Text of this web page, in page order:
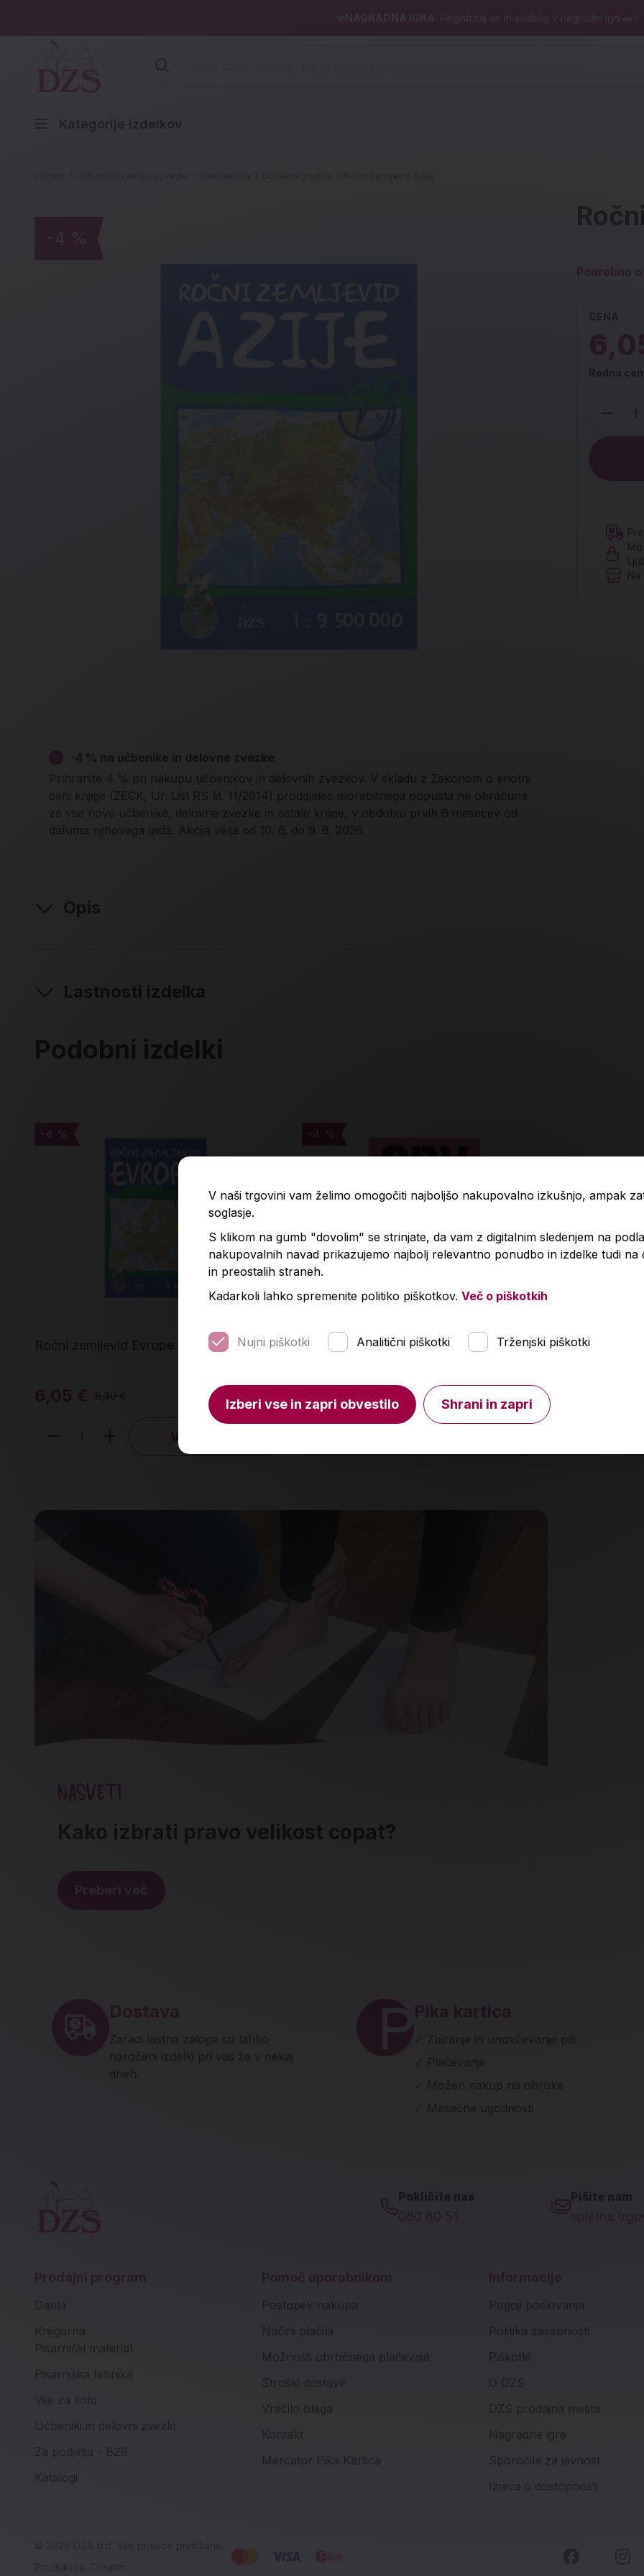
✨NAGRADNA IGRA : Registriraj se in sodeluj v nagradni igri 🚗✨
Kategorije izdelkov
-4 %
-4 % na učbenike in delovne zvezke
Prihranite 4 % pri nakupu učbenikov in delovnih zvezkov. V skladu z Zakonom o enotni
ceni knjige (ZECK, Ur. List RS št. 11/2014) prodajalec morebitnega popusta ne obračuna
za vse nove učbenike, delovne zvezke in ostale knjige, v obdobju prvih 6 mesecev od
datuma njihovega izida. Akcija velja od 10. 6. do 9. 8. 2026.
Podrobno
CENA
Redna
Opis
Lastnosti izdelka
Podobni izdelki
-4 %
Ročni zemljevid Evrope
-4 %
6,05 € 6,30 €
Količina
V košarico
-4 %
Obvladam, fizika 2
-4 %
10,46 €
Modra
NASVETI
Kako izbrati pravo velikost copat?
Preberi več
Dostava
Zaradi lastne zaloge so lahko
naročeni izdelki pri vas že v nekaj
dneh.
Pika kartica
✓
Zbiranje in unovčevanje pik
✓
Plačevanje
✓
Možen nakup na obroke
Mesečne ugodnosti
Pokličite nas
080 80 51
Pišite nam
Prodajni program
Darila
Knjigarna
Pisarniški material
Pisarniška tehnika
Vse za šolo
Učbeniki in delovni zvezki
Za podjetja - B2B
Katalogi
Pomoč uporabnikom
Postopek nakupa
Načini plačila
Možnosti obročnega plačevaja
Stroški dostave
Vračilo blaga
Kontakt
Mercator Pika Kartica
Informacije
Pogoji poslovanja
Politika zasebnosti
Piškotki
O DZS
DZS prodajna mesta
Nagradne igre
Sporočila za javnost
Izjava o dostopnosti
V naši trgovini vam želimo omogočiti najboljšo nakupovalno izkušnjo, ampak
soglasje.
S klikom na gumb "dovolim" se strinjate, da vam z digitalnim sledenjem na
nakupovalnih navad prikazujemo najbolj relevantno ponudbo in izdelke tudi na
in preostalih straneh.
Kadarkoli lahko spremenite politiko piškotkov. Več o piškotkih
Nujni piškotki Analitični piškotki Trženjski piškotki
Izberi vse in zapri obvestilo Shrani in zapri